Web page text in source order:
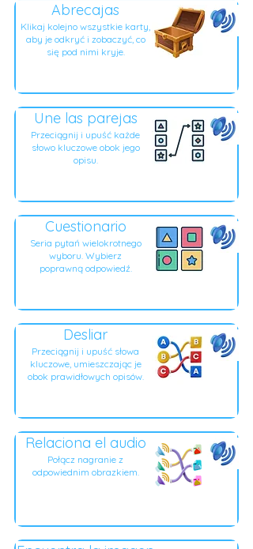
Abrecajas
Klikaj kolejno wszystkie karty,
aby je odkryć i zobaczyć, co
się pod nimi kryje.
Une las parejas
Przeciągnij i upuść każde
słowo kluczowe obok jego
opisu.
Cuestionario
Seria pytań wielokrotnego
wyboru. Wybierz
poprawną odpowiedź.
Desliar
Przeciągnij i upuść słowa
kluczowe, umieszczając je
obok prawidłowych opisów.
Relaciona el audio
Połącz nagranie z
odpowiednim obrazkiem.